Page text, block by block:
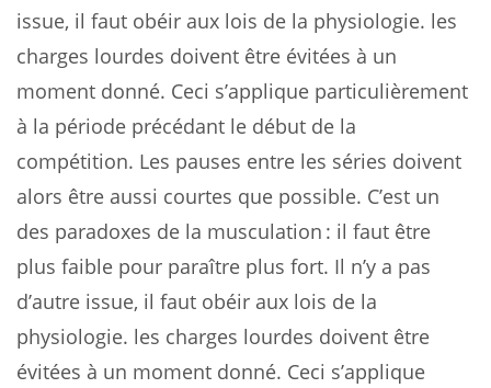
issue, il faut obéir aux lois de la physiologie. les
charges lourdes doivent être évitées à un
moment donné. Ceci s’applique particulièrement
à la période précédant le début de la
compétition. Les pauses entre les séries doivent
alors être aussi courtes que possible. C’est un
des paradoxes de la musculation : il faut être
plus faible pour paraître plus fort. Il n’y a pas
d’autre issue, il faut obéir aux lois de la
physiologie. les charges lourdes doivent être
évitées à un moment donné. Ceci s’applique